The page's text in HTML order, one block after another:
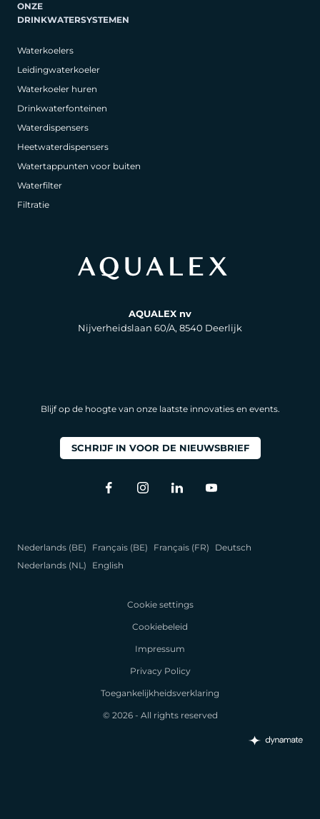
ONZE
DRINKWATERSYSTEMEN
Waterkoelers
Leidingwaterkoeler
Waterkoeler huren
Drinkwaterfonteinen
Waterdispensers
Heetwaterdispensers
Watertappunten voor buiten
Waterfilter
Filtratie
AQUALEX nv
Nijverheidslaan 60/A, 8540 Deerlijk
Blijf op de hoogte van onze laatste innovaties en events.
SCHRIJF IN VOOR DE NIEUWSBRIEF
Nederlands (BE) Français (BE) Français (FR)
Deutsch
Nederlands (NL)
English
Cookie settings
Cookiebeleid
Impressum
Privacy Policy
Toegankelijkheidsverklaring
© 2026 - All rights reserved